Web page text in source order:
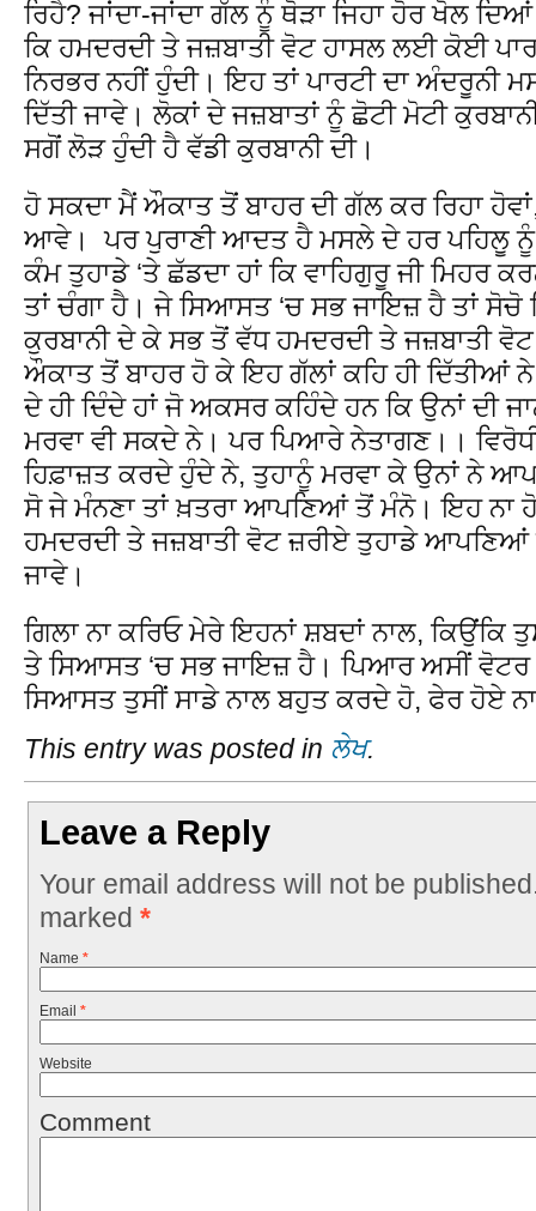
ਰਿਹੈ? ਜਾਂਦਾ-ਜਾਂਦਾ ਗੱਲ ਨੂੰ ਥੋੜਾ ਜਿਹਾ ਹੋਰ ਖੋਲ
ਕਿ ਹਮਦਰਦੀ ਤੇ ਜਜ਼ਬਾਤੀ ਵੋਟ ਹਾਸਲ ਲਈ ਕੋਈ
ਨਿਰਭਰ ਨਹੀਂ ਹੁੰਦੀ। ਇਹ ਤਾਂ ਪਾਰਟੀ ਦਾ ਅੰਦਰੂਨੀ
ਦਿੱਤੀ ਜਾਵੇ। ਲੋਕਾਂ ਦੇ ਜਜ਼ਬਾਤਾਂ ਨੂੰ ਛੋਟੀ ਮੋਟੀ
ਸਗੋਂ ਲੋੜ ਹੁੰਦੀ ਹੈ ਵੱਡੀ ਕੁਰਬਾਨੀ ਦੀ।
ਹੋ ਸਕਦਾ ਮੈਂ ਔਕਾਤ ਤੋਂ ਬਾਹਰ ਦੀ ਗੱਲ ਕਰ ਰਿਹਾ
ਆਵੇ। ਪਰ ਪੁਰਾਣੀ ਆਦਤ ਹੈ ਮਸਲੇ ਦੇ ਹਰ ਪਹਿਲੂ
ਕੰਮ ਤੁਹਾਡੇ ‘ਤੇ ਛੱਡਦਾ ਹਾਂ ਕਿ ਵਾਹਿਗੁਰੂ ਜੀ ਮਿਹਰ
ਤਾਂ ਚੰਗਾ ਹੈ। ਜੇ ਸਿਆਸਤ ‘ਚ ਸਭ ਜਾਇਜ਼ ਹੈ ਤਾਂ ਸੋਚੋ
ਕੁਰਬਾਨੀ ਦੇ ਕੇ ਸਭ ਤੋਂ ਵੱਧ ਹਮਦਰਦੀ ਤੇ ਜਜ਼ਬਾਤੀ
ਔਕਾਤ ਤੋਂ ਬਾਹਰ ਹੋ ਕੇ ਇਹ ਗੱਲਾਂ ਕਹਿ ਹੀ ਦਿੱਤੀਆਂ ਨੇ
ਦੇ ਹੀ ਦਿੰਦੇ ਹਾਂ ਜੋ ਅਕਸਰ ਕਹਿੰਦੇ ਹਨ ਕਿ ਉਨਾਂ ਦੀ
ਮਰਵਾ ਵੀ ਸਕਦੇ ਨੇ। ਪਰ ਪਿਆਰੇ ਨੇਤਾਗਣ।।
ਹਿਫ਼ਾਜ਼ਤ ਕਰਦੇ ਹੁੰਦੇ ਨੇ, ਤੁਹਾਨੂੰ ਮਰਵਾ ਕੇ ਉਨਾਂ ਨੇ
ਸੋ ਜੇ ਮੰਨਣਾ ਤਾਂ ਖ਼ਤਰਾ ਆਪਣਿਆਂ ਤੋਂ ਮੰਨੋ। ਇਹ ਨਾ
ਹਮਦਰਦੀ ਤੇ ਜਜ਼ਬਾਤੀ ਵੋਟ ਜ਼ਰੀਏ ਤੁਹਾਡੇ
ਜਾਵੇ।
ਗਿਲਾ ਨਾ ਕਰਿਓ ਮੇਰੇ ਇਹਨਾਂ ਸ਼ਬਦਾਂ ਨਾਲ, ਕਿਉਂਕਿ
ਤੇ ਸਿਆਸਤ ‘ਚ ਸਭ ਜਾਇਜ਼ ਹੈ। ਪਿਆਰ ਅਸੀਂ ਵੋਟਰ
ਸਿਆਸਤ ਤੁਸੀਂ ਸਾਡੇ ਨਾਲ ਬਹੁਤ ਕਰਦੇ ਹੋ, ਫੇਰ ਹੋਏ
This entry was posted in ਲੇਖ.
Leave a Reply
Your email address will not be
marked *
Name *
Email *
Website
Comment